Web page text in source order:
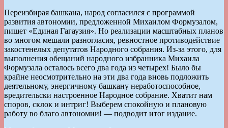
Переизбирая башкана, народ согласился с программой
развития автономии, предложенной Михаилом Формузалом,
пишет «Единая Гагаузия». Но реализации масштабных планов
во многом мешали разногласия, ревностное противодействие
закостенелых депутатов Народного собрания. Из-за этого, для
выполнения обещаний народного избранника Михаила
Формузала осталось всего два года из четырех! Было бы
крайне неосмотрительно на эти два года вновь подложить
деятельному, энергичному башкану неработоспособное,
вредительски настроенное Народное собрание. Хватит нам
споров, склок и интриг! Выберем спокойную и плановую
работу во благо автономии! — подводит итог издание.